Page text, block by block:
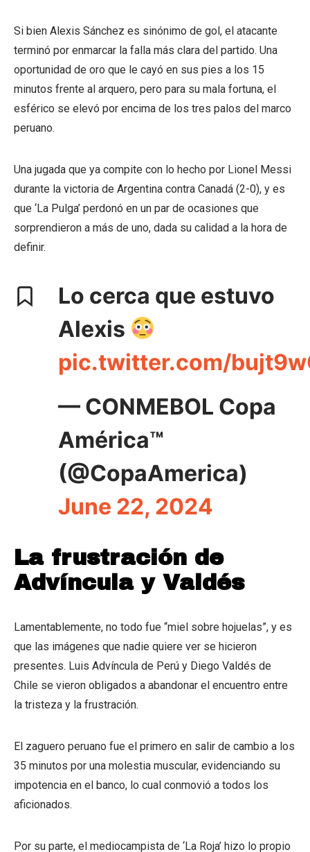
Si bien Alexis Sánchez es sinónimo de gol, el atacante
terminó por enmarcar la falla más clara del partido. Una
oportunidad de oro que le cayó en sus pies a los 15
minutos frente al arquero, pero para su mala fortuna, el
esférico se elevó por encima de los tres palos del marco
peruano.
Una jugada que ya compite con lo hecho por Lionel Messi
durante la victoria de Argentina contra Canadá (2-0), y es
que ‘La Pulga’ perdonó en un par de ocasiones que
sorprendieron a más de uno, dada su calidad a la hora de
definir.
Lo cerca que estuvo
Alexis
pic.twitter.com/
— CONMEBOL Copa
América™️
(@CopaAmerica)
June 22, 2024
La frustración de
Advíncula y Valdés
Lamentablemente, no todo fue “miel sobre hojuelas”, y es
que las imágenes que nadie quiere ver se hicieron
presentes. Luis Advíncula de Perú y Diego Valdés de
Chile se vieron obligados a abandonar el encuentro entre
la tristeza y la frustración.
El zaguero peruano fue el primero en salir de cambio a los
35 minutos por una molestia muscular, evidenciando su
impotencia en el banco, lo cual conmovió a todos los
aficionados.
Por su parte, el mediocampista de ‘La Roja’ hizo lo propio